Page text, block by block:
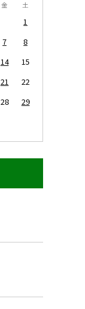
金 土
1
7
8
14
15
21
22
28
29